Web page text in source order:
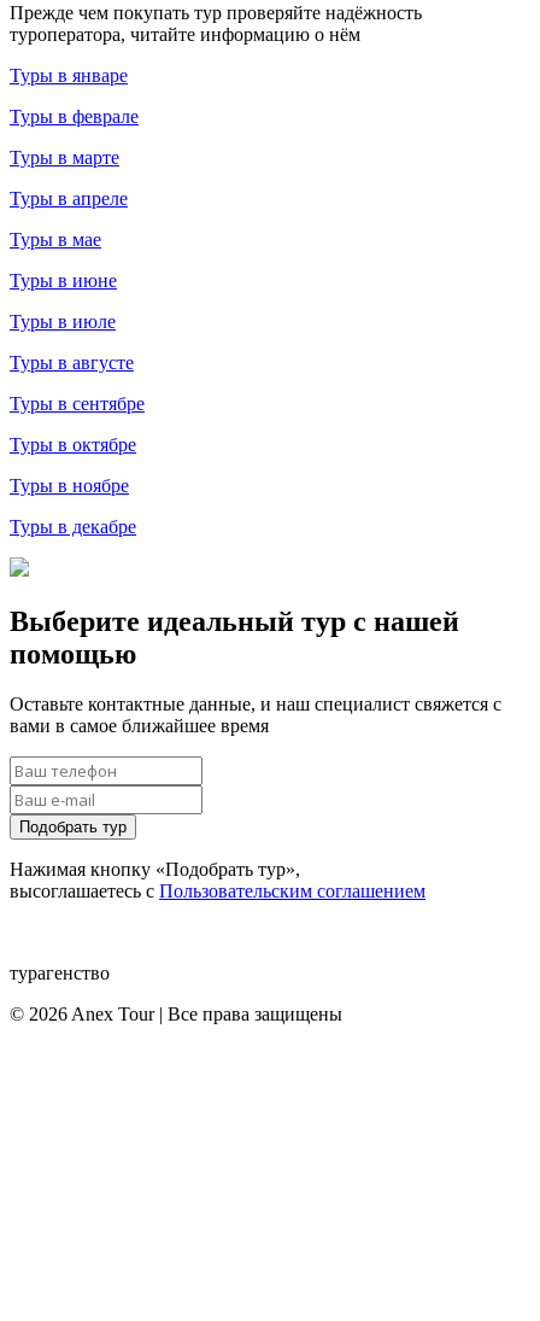
Прежде чем покупать тур проверяйте надёжность
туроператора, читайте информацию о нём
Туры в январе
Туры в феврале
Туры в марте
Туры в апреле
Туры в мае
Туры в июне
Туры в июле
Туры в августе
Туры в сентябре
Туры в октябре
Туры в ноябре
Туры в декабре
Выберите идеальный тур с нашей
помощью
Оставьте контактные данные, и наш специалист свяжется с
вами в самое ближайшее время
Подобрать тур
Нажимая кнопку «Подобрать тур»,
высоглашаетесь с Пользовательским соглашением
турагенство
© 2026 Anex Tour | Все права защищены